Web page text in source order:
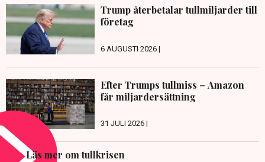
Trump återbetalar tullmiljarder till
företag
6 AUGUSTI 2026 |
Efter Trumps tullmiss – Amazon
får miljardersättning
31 JULI 2026 |
Läs mer om tullkrisen